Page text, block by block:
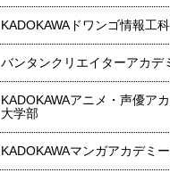
KADOKAWAドワンゴ情報工
バンタンクリエイターアカデ
KADOKAWAアニメ・声優ア
大学部
KADOKAWAマンガアカデミ